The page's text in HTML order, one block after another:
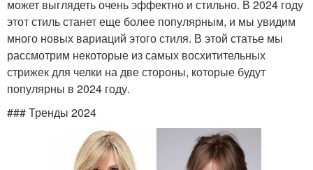
может выглядеть очень эффектно и стильно. В 2024 году
этот стиль станет еще более популярным, и мы увидим
много новых вариаций этого стиля. В этой статье мы
рассмотрим некоторые из самых восхитительных
стрижек для челки на две стороны, которые будут
популярны в 2024 году.
### Тренды 2024